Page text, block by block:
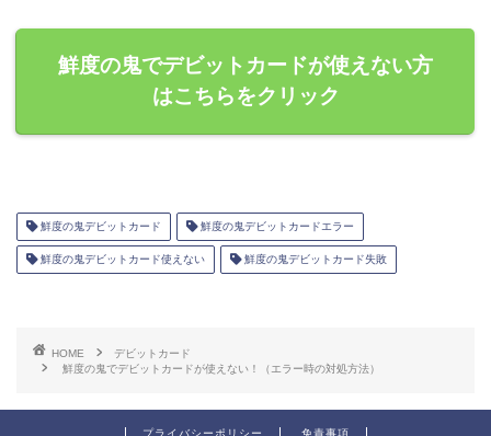
鮮度の鬼でデビットカードが使えない方
はこちらをクリック
鮮度の鬼デビットカード 鮮度の鬼デビットカードエラー
鮮度の鬼デビットカード使えない 鮮度の鬼デビットカード失敗
HOME
デビットカード
鮮度の鬼でデビットカードが使えない！（エラー時の対処方法）
プライバシーポリシー 免責事項